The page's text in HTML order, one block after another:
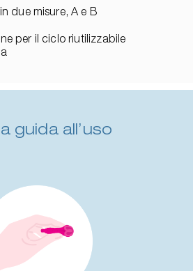
due misure, A e B
per il ciclo riutilizzabile
guida all’uso